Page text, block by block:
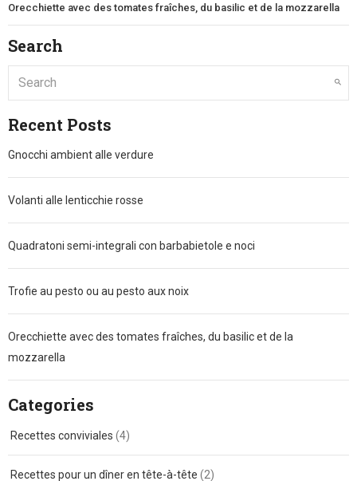
Orecchiette avec des tomates fraîches, du basilic et de la mozzarella
Search
Recent Posts
Gnocchi ambient alle verdure
Volanti alle lenticchie rosse
Quadratoni semi-integrali con barbabietole e noci
Trofie au pesto ou au pesto aux noix
Orecchiette avec des tomates fraîches, du basilic et de la
mozzarella
Categories
Recettes conviviales (4)
Recettes pour un dîner en tête-à-tête (2)